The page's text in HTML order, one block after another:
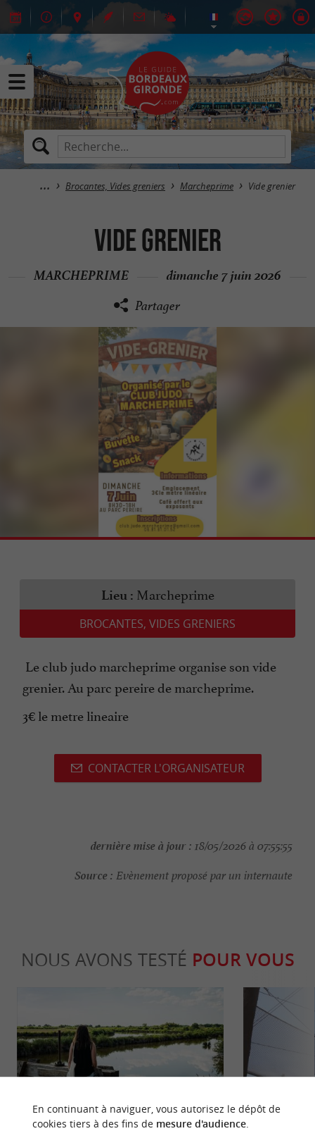
Brocantes, Vides greniers Marcheprime Vide grenier
Vide grenier
MARCHEPRIME dimanche 7 juin 2026
Partager
Lieu : Marcheprime
BROCANTES, VIDES GRENIERS
Le club judo marcheprime organise son vide
grenier. Au parc pereire de marcheprime.
3€ le metre lineaire
CONTACTER L'ORGANISATEUR
dernière mise à jour : 18/05/2026 à 07:55:55
Source : Evènement proposé par un internaute
NOUS AVONS TESTÉ POUR VOUS
En continuant à naviguer, vous autorisez le dépôt de
cookies tiers à des fins de mesure d'audience.